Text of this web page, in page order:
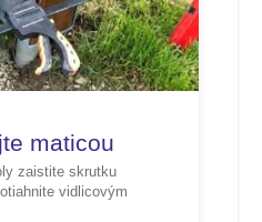
maticou
zaistite skrutku
vidlicovým